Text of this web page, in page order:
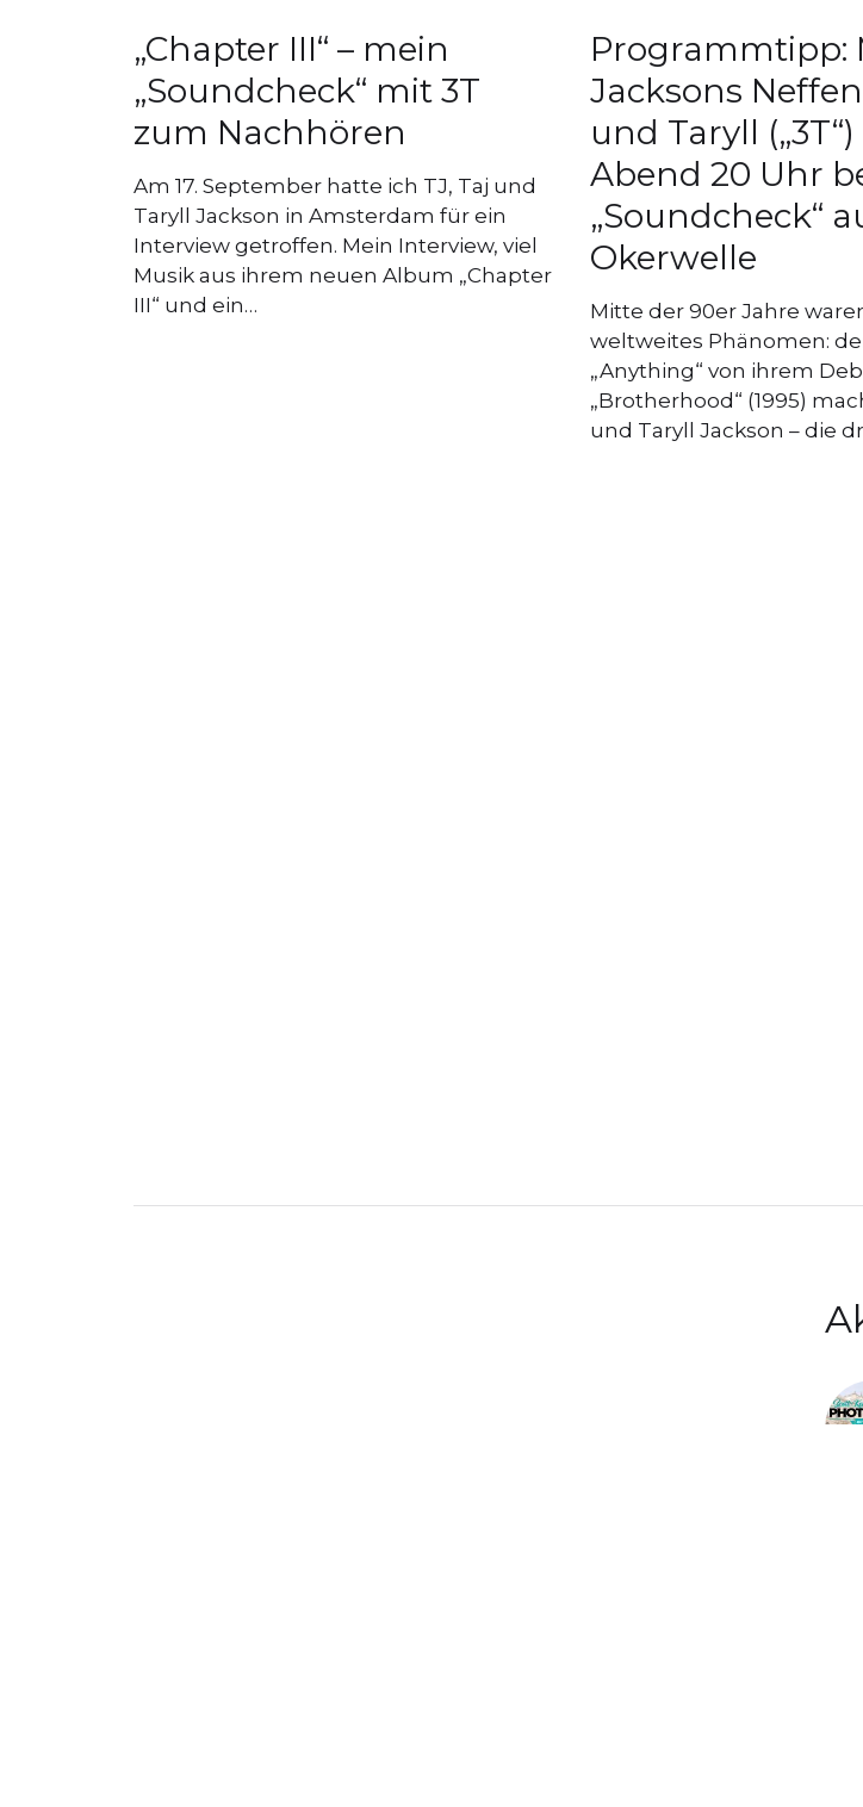
„Chapter III“ – mein
„Soundcheck“ mit 3T
zum Nachhören
Am 17. September hatte ich TJ, Taj und
Taryll Jackson in Amsterdam für ein
Interview getroffen. Mein Interview, viel
Musik aus ihrem neuen Album „Chapter
III“ und ein…
Programmtipp:
Jacksons Neffen
und Taryll
Abend 20 Uhr
„Soundcheck“
Okerwelle
Mitte der 90er Jahre
weltweites Phänomen:
„Anything“ von ihrem
„Brotherhood“ (1995)
und Taryll Jackson – die